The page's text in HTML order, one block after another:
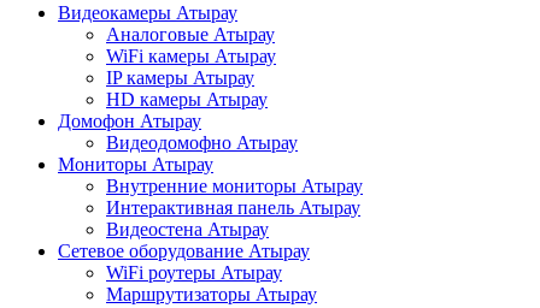
Видеокамеры Атырау
Аналоговые Атырау
WiFi камеры Атырау
IP камеры Атырау
HD камеры Атырау
Домофон Атырау
Видеодомофно Атырау
Мониторы Атырау
Внутренние мониторы Атырау
Интерактивная панель Атырау
Видеостена Атырау
Сетевое оборудование Атырау
WiFi роутеры Атырау
Маршрутизаторы Атырау